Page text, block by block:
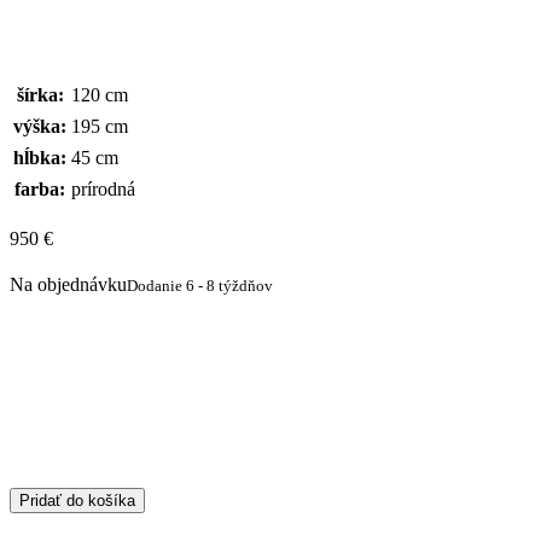
šírka: 120 cm
výška: 195 cm
hĺbka: 45 cm
farba: prírodná
950 €
Na objednávkuDodanie 6 - 8 týždňov
Pridať do košíka